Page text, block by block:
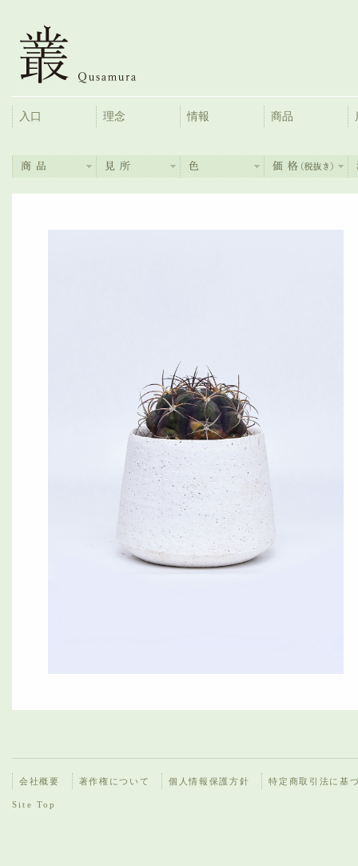
入口 理念 情報 商品
会社概要 著作権について 個人情報保護方針 特定商取引法に基
Site Top